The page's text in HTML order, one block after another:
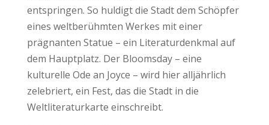
entspringen. So huldigt die Stadt dem Schöpfer
eines weltberühmten Werkes mit einer
prägnanten Statue – ein Literaturdenkmal auf
dem Hauptplatz. Der Bloomsday – eine
kulturelle Ode an Joyce – wird hier alljährlich
zelebriert, ein Fest, das die Stadt in die
Weltliteraturkarte einschreibt.